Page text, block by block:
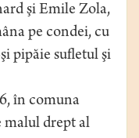
şi Emile Zola,
pe condei, cu
pipăie sufletul şi
în comuna
malul drept al